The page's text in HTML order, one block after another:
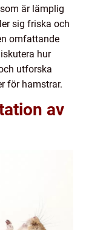
är lämplig
sig friska och
omfattande
hur
utforska
för hamstrar.
av